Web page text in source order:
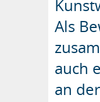
Als
auch
an